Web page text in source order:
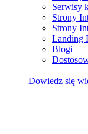
Serwisy
Strony
Strony
Landing
Blogi
Dowiedz się